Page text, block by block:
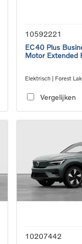
10592221
EC40 Plus
Motor Extended
Elektrisch | Forest
Vergelijken
10207442